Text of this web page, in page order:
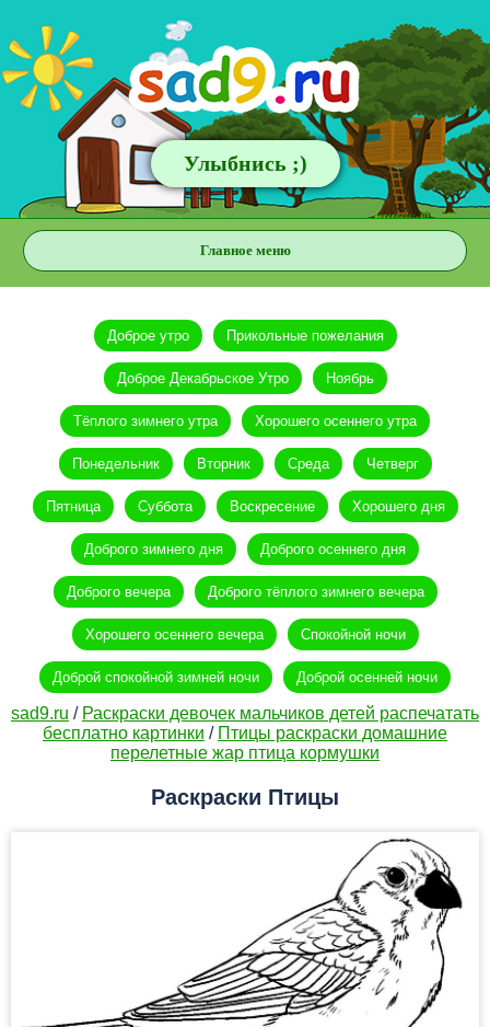
Улыбнись ;)
Главное меню
Доброе утро Прикольные пожелания
Доброе Декабрьское Утро Ноябрь
Тёплого зимнего утра Хорошего осеннего утра
Понедельник Вторник Среда Четверг
Пятница Суббота Воскресение Хорошего дня
Доброго зимнего дня Доброго осеннего дня
Доброго вечера Доброго тёплого зимнего вечера
Хорошего осеннего вечера Спокойной ночи
Доброй спокойной зимней ночи Доброй осенней ночи
sad9.ru / Раскраски девочек мальчиков детей распечатать
бесплатно картинки / Птицы раскраски домашние
перелетные жар птица кормушки
Раскраски Птицы